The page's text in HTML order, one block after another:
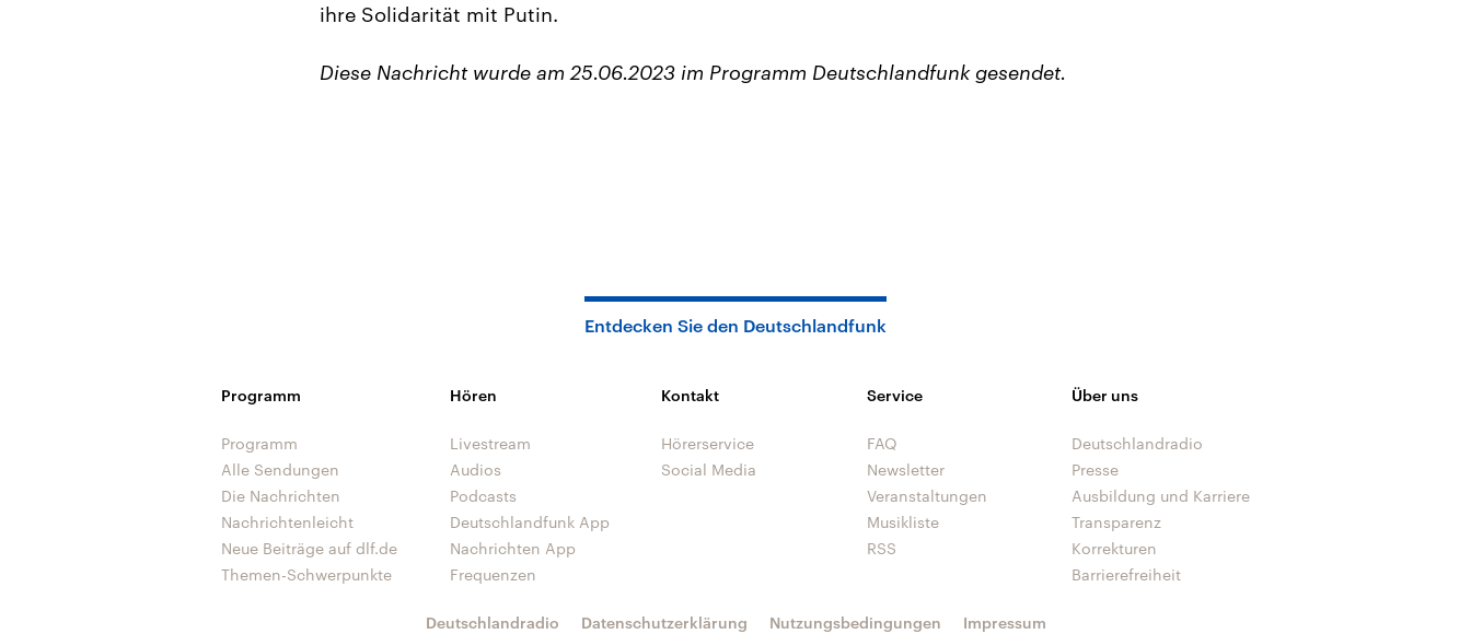
ihre Solidarität mit Putin.
Diese Nachricht wurde am 25.06.2023 im Programm Deutschlandfunk gesendet.
Entdecken Sie den Deutschlandfunk
Programm
Programm
Alle Sendungen
Die Nachrichten
Nachrichtenleicht
Neue Beiträge auf dlf.de
Themen-Schwerpunkte
Hören
Livestream
Audios
Podcasts
Deutschlandfunk App
Nachrichten App
Frequenzen
Kontakt
Hörerservice
Social Media
Service
FAQ
Newsletter
Veranstaltungen
Musikliste
RSS
Über uns
Deutschlandradio
Presse
Ausbildung und Karriere
Transparenz
Korrekturen
Barrierefreiheit
Deutschlandradio Datenschutzerklärung Nutzungsbedingungen Impressum